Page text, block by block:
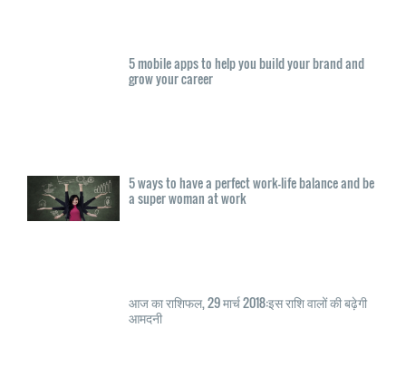
5 mobile apps to help you build your brand and
grow your career
5 ways to have a perfect work-life balance and be
a super woman at work
आज का राशिफल, 29 मार्च 2018:इस राशि वालों की बढ़ेगी
आमदनी